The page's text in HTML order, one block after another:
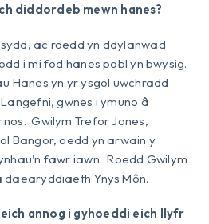
diddordeb mewn hanes?
ac roedd yn ddylanwad
i mi fod hanes pobl yn bwysig.
Hanes yn yr ysgol uwchradd
gwnes i ymuno â
Gwilym Trefor Jones,
Bangor, oedd yn arwain y
fawr iawn. Roedd Gwilym
Ynys Môn.
annog i gyhoeddi eich llyfr